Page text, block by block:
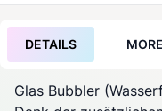
DETAILS
Glas Bubbler